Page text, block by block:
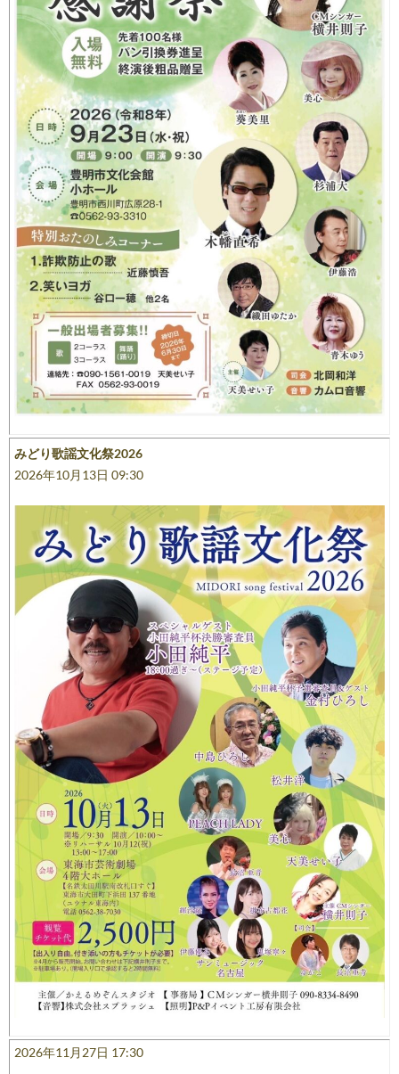
みどり歌謡文化祭2026
2026年10月13日 09:30
2026年11月27日 17:30